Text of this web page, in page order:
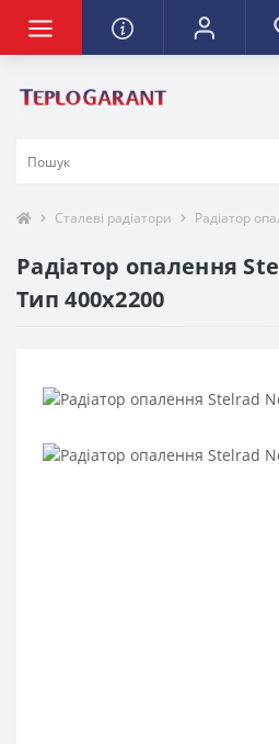
Сталеві радіатори Радіатор
Радіатор опалення
Тип 400х2200